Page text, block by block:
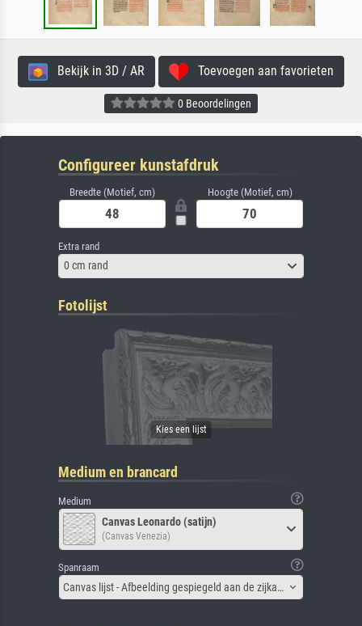
Bekijk in 3D / AR Toevoegen aan favorieten
0 Beoordelingen
Configureer kunstafdruk
Breedte (Motief, cm) Hoogte (Motief, cm)
Extra rand
0 cm rand
Fotolijst
Medium en brancard
Medium
Canvas Leonardo (satijn)
(Canvas Venezia)
Spanraam
Canvas lijst - Afbeelding gespiegeld aan de zijkant